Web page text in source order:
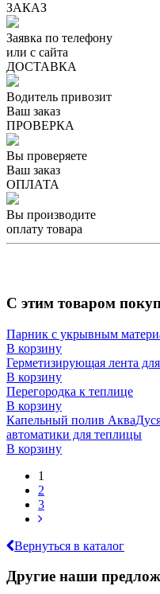
ЗАКАЗ
Заявка по телефону
или с сайта
ДОСТАВКА
Водитель привозит
Ваш заказ
ПРОВЕРКА
Вы проверяете
Ваш заказ
ОПЛАТА
Вы производите
оплату товара
С этим товаром
Парник с укрывным
В корзину
Герметизирующая лента
В корзину
Перегородка к теплице
В корзину
Капельный полив
автоматики для теплицы
В корзину
1
2
3
Вернуться в каталог
Другие наши